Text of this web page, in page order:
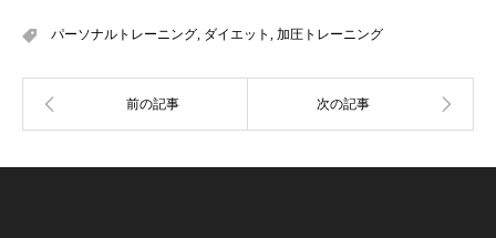
パーソナルトレーニング, ダイエット , 加圧トレーニング